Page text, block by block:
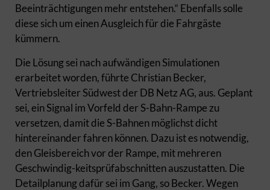
Beeinträchtigungen mehr entstehen.“ Ebenfalls solle
diese sich um einen Ausgleich für die Fahrgäste
kümmern.
Die Lösung sei nach aufwändigen Simulationen
erarbeitet worden, führte Christian Becker,
Vertriebsleiter Südwest der DB Netz AG, aus. Geplant
sei, ein Signal im Vorfeld der S-Bahn-Rampe zu
versetzen, damit die S-Bahnen möglichst dicht
hintereinander fahren können. Dazu ist es notwendig,
den Gleisbereich vor der Rampe, mit mehreren
Geschwindig-keitsprüfabschnitten auszustatten. Die
Detailplanung dafür sei im Gang, so Becker. Wegen